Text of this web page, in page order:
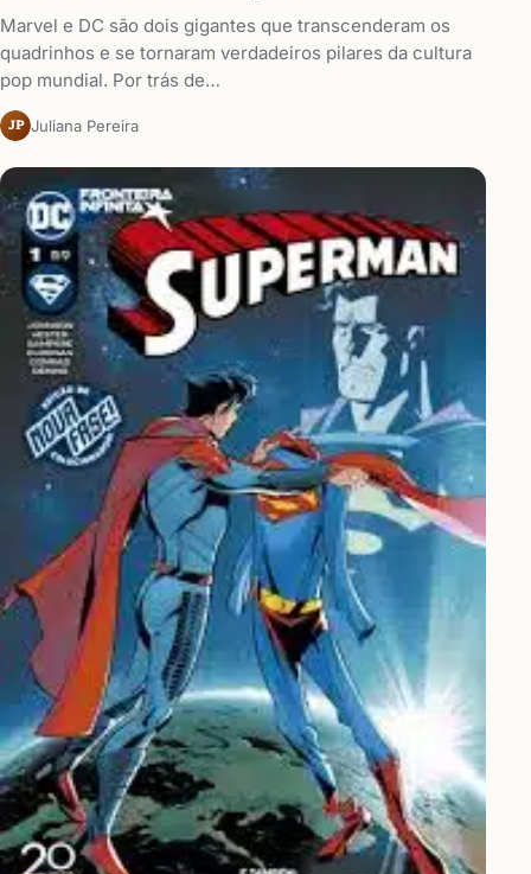
Marvel e DC são dois gigantes que transcenderam os
quadrinhos e se tornaram verdadeiros pilares da cultura
pop mundial. Por trás de…
JP Juliana Pereira